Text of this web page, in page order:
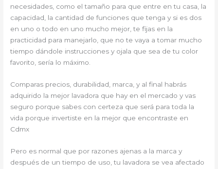
necesidades, como el tamaño para que entre en tu casa, la
capacidad, la cantidad de funciones que tenga y si es dos
en uno o todo en uno mucho mejor, te fijas en la
practicidad para manejarlo, que no te vaya a tomar mucho
tiempo dándole instrucciones y ojala que sea de tu color
favorito, sería lo máximo.
Comparas precios, durabilidad, marca, y al final habrás
adquirido la mejor lavadora que hay en el mercado y vas
seguro porque sabes con certeza que será para toda la
vida porque invertiste en la mejor que encontraste en
Cdmx
Pero es normal que por razones ajenas a la marca y
después de un tiempo de uso, tu lavadora se vea afectado